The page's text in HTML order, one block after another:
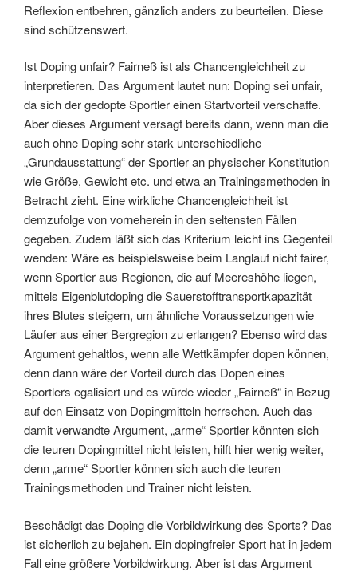
Reflexion entbehren, gänzlich anders zu beurteilen. Diese
sind schützenswert.
Ist Doping unfair? Fairneß ist als Chancengleichheit zu
interpretieren. Das Argument lautet nun: Doping sei unfair,
da sich der gedopte Sportler einen Startvorteil verschaffe.
Aber dieses Argument versagt bereits dann, wenn man die
auch ohne Doping sehr stark unterschiedliche
„Grundausstattung“ der Sportler an physischer Konstitution
wie Größe, Gewicht etc. und etwa an Trainingsmethoden in
Betracht zieht. Eine wirkliche Chancengleichheit ist
demzufolge von vorneherein in den seltensten Fällen
gegeben. Zudem läßt sich das Kriterium leicht ins Gegenteil
wenden: Wäre es beispielsweise beim Langlauf nicht fairer,
wenn Sportler aus Regionen, die auf Meereshöhe liegen,
mittels Eigenblutdoping die Sauerstofftransportkapazität
ihres Blutes steigern, um ähnliche Voraussetzungen wie
Läufer aus einer Bergregion zu erlangen? Ebenso wird das
Argument gehaltlos, wenn alle Wettkämpfer dopen können,
denn dann wäre der Vorteil durch das Dopen eines
Sportlers egalisiert und es würde wieder „Fairneß“ in Bezug
auf den Einsatz von Dopingmitteln herrschen. Auch das
damit verwandte Argument, „arme“ Sportler könnten sich
die teuren Dopingmittel nicht leisten, hilft hier wenig weiter,
denn „arme“ Sportler können sich auch die teuren
Trainingsmethoden und Trainer nicht leisten.
Beschädigt das Doping die Vorbildwirkung des Sports? Das
ist sicherlich zu bejahen. Ein dopingfreier Sport hat in jedem
Fall eine größere Vorbildwirkung. Aber ist das Argument